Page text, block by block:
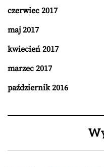
czerwiec 2017
maj 2017
kwiecień 2017
marzec 2017
październik 2016